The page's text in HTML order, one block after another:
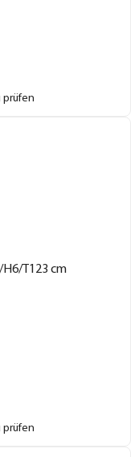
prüfen
H6/T123 cm
prüfen